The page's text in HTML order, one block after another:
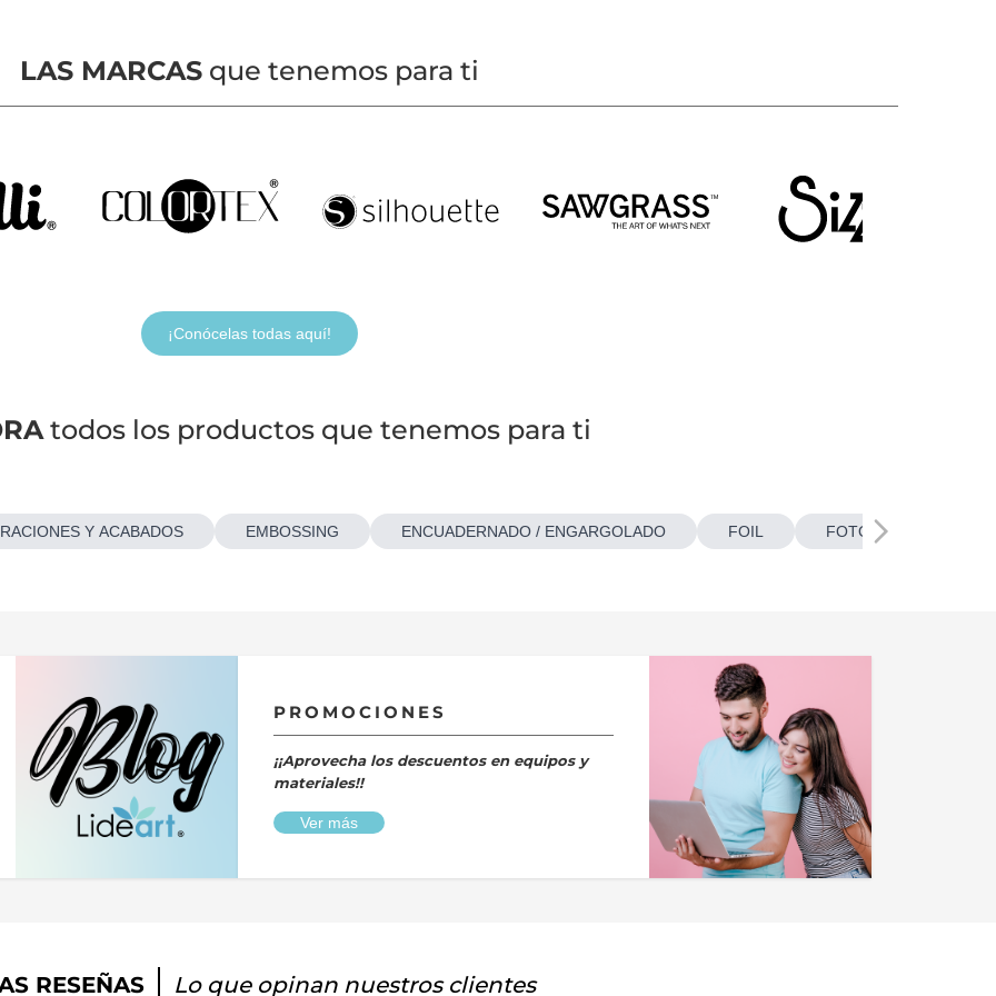
LAS MARCASque tenemos para ti
¡Conócelas todas aquí!
todos los productos que tenemos para ti
Y ACABADOS EMBOSSING ENCUADERNADO / ENGARGOLADO FOIL FOTOBOTONES
PROMOCIONES
¡¡Aprovecha los descuentos en equipos y
materiales!!
Ver más
RESEÑAS Lo que opinan nuestros clientes